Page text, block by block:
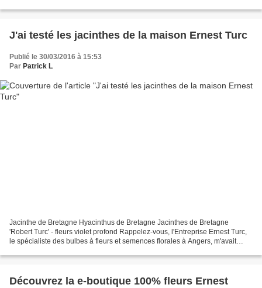
J'ai testé les jacinthes de la maison Ernest Turc
Publié le 30/03/2016 à 15:53
Par Patrick L
Jacinthe de Bretagne Hyacinthus de Bretagne Jacinthes de Bretagne
'Robert Turc' - fleurs violet profond Rappelez-vous, l'Entreprise Ernest Turc,
le spécialiste des bulbes à fleurs et semences florales à Angers, m'avait
Découvrez la e-boutique 100% fleurs Ernest